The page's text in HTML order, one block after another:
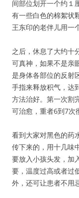
间部位划开一个约１
有一些白色的棉絮状
王东印的老伴儿用一
之后，休息了大约十
可真神，如果不是亲
是身体各部位的反射
手指来释放积气，达
方法治好。第一次割
可治愈，重者6到7次
看到大家对黑色的药
传下来的，用十几味
要放入小孩头发，加
要，温度过高或者过
外，还可让患者不用